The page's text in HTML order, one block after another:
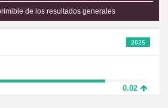
de los resultados generales
2025
0.02